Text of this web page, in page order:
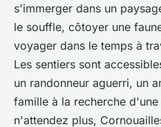
s'immerger dans un
le souffle, côtoyer une
voyager dans le temps à
Les sentiers sont
un randonneur aguerri, un
famille à la recherche
n'attendez plus,